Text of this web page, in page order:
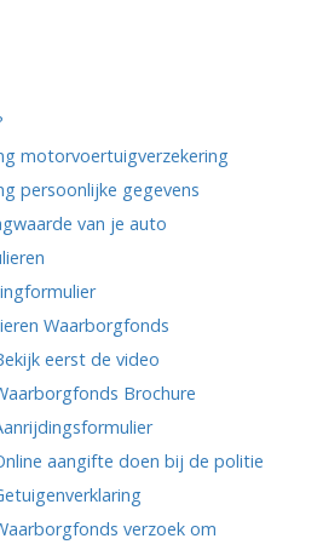
motorvoertuigverzekering
persoonlijke gegevens
van je auto
Waarborgfonds
eerst de video
Brochure
aangifte doen bij de politie
verzoek om